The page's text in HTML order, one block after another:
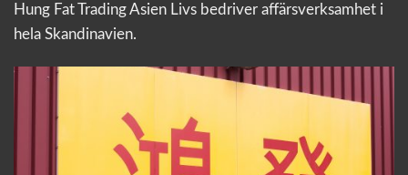
Hung Fat Trading Asien Livs bedriver affärsverksamhet i
hela Skandinavien.